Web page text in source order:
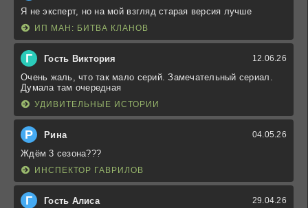
Я не эксперт, но на мой взгляд старая версия лучше
ИП МАН: БИТВА КЛАНОВ
Г Гость Виктория 12.06.26
Очень жаль, что так мало серий. Замечательный сериал.
Думала там очередная
УДИВИТЕЛЬНЫЕ ИСТОРИИ
Р Рина 04.05.26
Ждём 3 сезона???
ИНСПЕКТОР ГАВРИЛОВ
Г Гость Алиса 29.04.26